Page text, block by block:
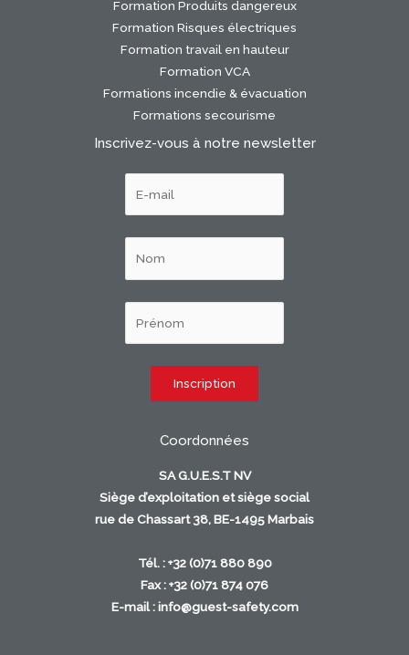
Formation Produits dangereux
Formation Risques électriques
Formation travail en hauteur
Formation VCA
Formations incendie & évacuation
Formations secourisme
Inscrivez-vous à notre newsletter
Coordonnées
SA G.U.E.S.T NV
Siège d’exploitation et siège social
rue de Chassart 38, BE-1495 Marbais
Tél. : +32 (0)71 880 890
Fax : +32 (0)71 874 076
E-mail :info@guest-safety.com